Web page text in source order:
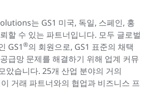
는 GS1 미국, 독일, 스페인, 홍
할 수 있는 파트너입니다. 모두 글로벌
GS1®의 회원으로, GS1 표준의 채택
급망 문제를 해결하기 위해 업계 커뮤
았습니다. 25개 산업 분야의 거의
거래 파트너와의 협업과 비즈니스 프